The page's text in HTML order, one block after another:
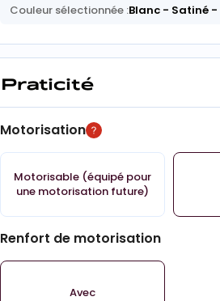
Couleur sélectionnée :Blanc- Satiné-
Praticité
Motorisation
Motorisable (équipé pour
une motorisation future)
Renfort de motorisation
Avec